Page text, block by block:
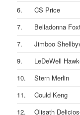
6.
CS Price
7.
Belladonna
7.
Jimboo
9.
LeDeWell
10.
Stern Merlin
11.
Could Keng
12.
Olisath